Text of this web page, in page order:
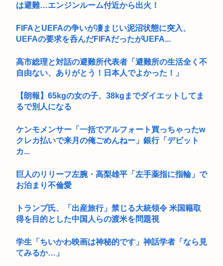
は避難…エンジンルーム付近から出火！
FIFAとUEFAの争いが凄まじい泥沼状態に突入、
UEFAの要求を呑んだFIFAだったがUEFA...
高市総理と対話の避難所代表者「避難所の生活全く不
自由ない、ありがとう！日本人でよかった！」
【朗報】65kgの女の子、38kgまでダイエットしてま
るで別人になる
ケンモメンサー「一括でアルフォート買っちゃったw
クレカ払いで来月の俺ごめんねー」銀行「デビット
カ...
巨人のリリーフ左腕・高梨雄平「左手薬指に指輪」で
お泊まり不倫愛
トランプ氏、「出産旅行」禁じる大統領令 米国籍取
得を目的とした中国人らの渡米を問題視
学生「ちいかわ映画は神秘的です」神話学者「なら見
てみるか…」